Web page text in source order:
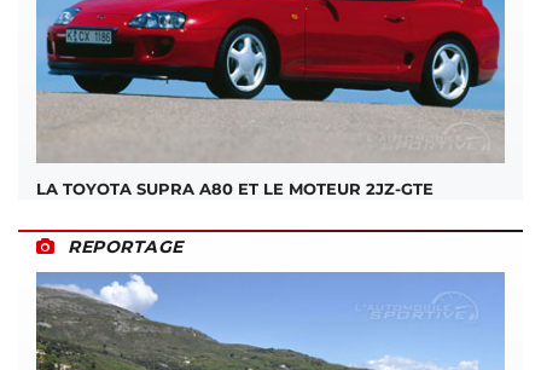
LA TOYOTA SUPRA A80 ET LE MOTEUR 2JZ-GTE
REPORTAGE